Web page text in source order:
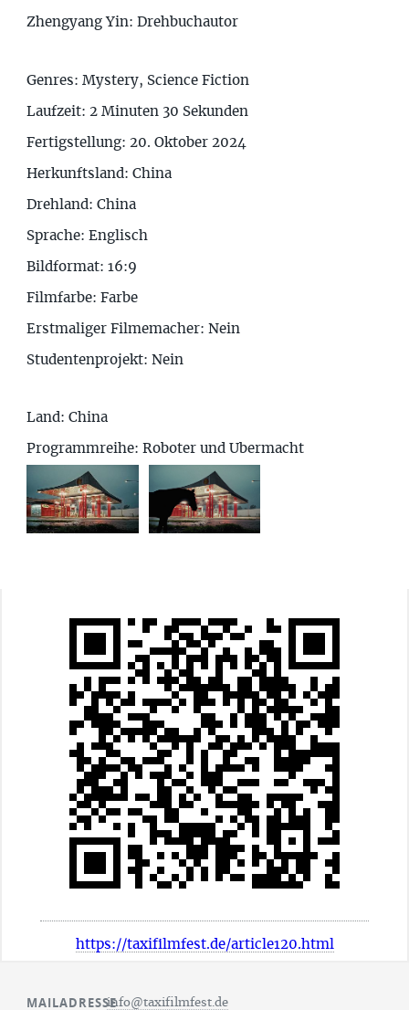
Zhengyang Yin: Drehbuchautor
Genres: Mystery, Science Fiction
Laufzeit: 2 Minuten 30 Sekunden
Fertigstellung: 20. Oktober 2024
Herkunftsland: China
Drehland: China
Sprache: Englisch
Bildformat: 16:9
Filmfarbe: Farbe
Erstmaliger Filmemacher: Nein
Studentenprojekt: Nein
Land: China
Programmreihe: Roboter und Ubermacht
https://taxifilmfest.de/article120.html
MAILADRESSEinfo@taxifilmfest.de